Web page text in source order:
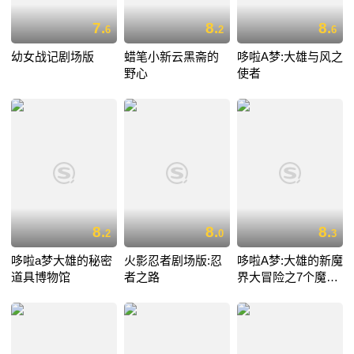
7.6
幼女战记剧场版
8.2
蜡笔小新云黑斋的
野心
8.6
哆啦A梦:大雄与风之
使者
8.2
哆啦a梦大雄的秘密
道具博物馆
8.0
火影忍者剧场版:忍
者之路
8.3
哆啦A梦:大雄的新魔
界大冒险之7个魔法